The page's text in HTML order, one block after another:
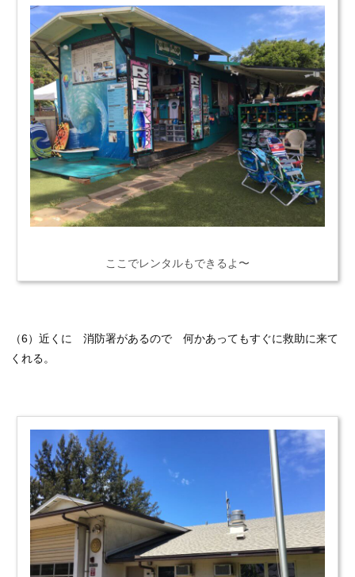
ここでレンタルもできるよ〜
（6）近くに 消防署があるので 何かあってもすぐに救助に来て
くれる。